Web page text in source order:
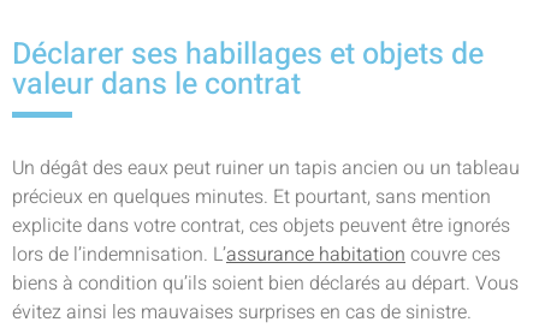
Déclarer ses habillages et objets de
valeur dans le contrat
Un dégât des eaux peut ruiner un tapis ancien ou un tableau
précieux en quelques minutes. Et pourtant, sans mention
explicite dans votre contrat, ces objets peuvent être ignorés
lors de l’indemnisation. L’assurance habitationcouvre ces
biens à condition qu’ils soient bien déclarés au départ. Vous
évitez ainsi les mauvaises surprises en cas de sinistre.